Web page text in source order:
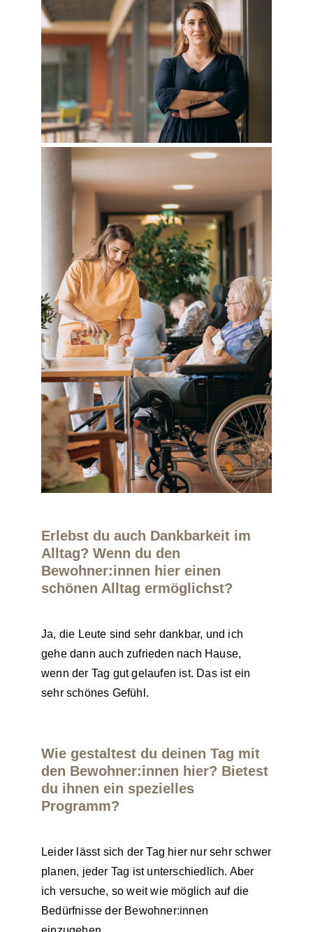
Erlebst du auch Dankbarkeit im
Alltag? Wenn du den
Bewohner:innen hier einen
schönen Alltag ermöglichst?
Ja, die Leute sind sehr dankbar, und ich
gehe dann auch zufrieden nach Hause,
wenn der Tag gut gelaufen ist. Das ist ein
sehr schönes Gefühl.
Wie gestaltest du deinen Tag mit
den Bewohner:innen hier? Bietest
du ihnen ein spezielles
Programm?
Leider lässt sich der Tag hier nur sehr schwer
planen, jeder Tag ist unterschiedlich. Aber
ich versuche, so weit wie möglich auf die
Bedürfnisse der Bewohner:innen